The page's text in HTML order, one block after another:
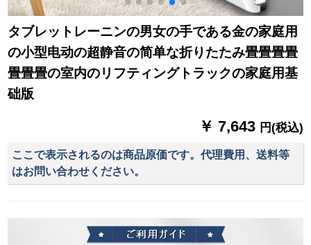
タブレットレーニンの男女の手である金の家庭用
の小型电动の超静音の简单な折りたたみ畳畳畳畳
畳畳畳の室内のリフティングトラックの家庭用基
础版
￥ 7,643 円(税込)
ここで表示されるのは商品原価です。代理費用、送料等
はお問い合わせください。